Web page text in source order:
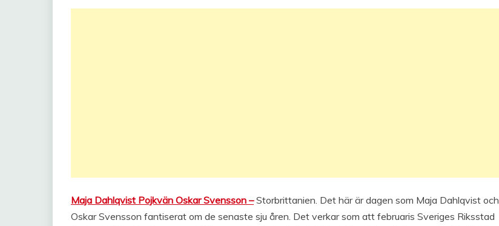
Maja Dahlqvist Pojkvän Oskar Svensson –Storbrittanien. Det här är dagen som Maja Dahlqvist och
Oskar Svensson fantiserat om de senaste sju åren. Det verkar som att februaris Sveriges Riksstad